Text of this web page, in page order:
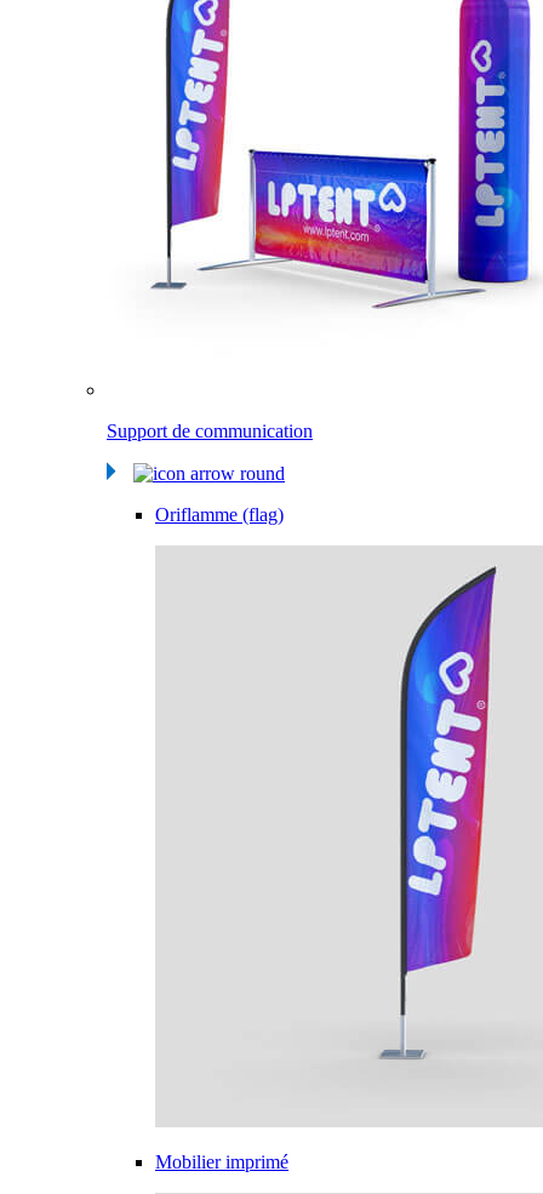
Support de communication
Oriflamme (flag)
Mobilier imprimé